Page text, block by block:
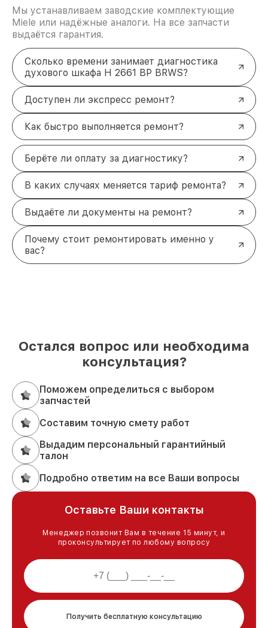
Мы устанавливаем заводские комплектующие
Miele или надёжные аналоги. На все запчасти
выдаётся гарантия.
Сколько времени занимает диагностика
духового шкафа H 2661 BP BRWS?
Доступен ли экспресс ремонт?
Как быстро выполняется ремонт?
Берёте ли оплату за диагностику?
В каких случаях меняется тариф ремонта?
Выдаёте ли документы на ремонт?
Почему стоит ремонтировать именно у
вас?
Остался вопрос или необходима
консультация?
Поможем определиться с выбором
запчастей
Составим точную смету работ
Выдадим персональный гарантийный
талон
Подробно ответим на все Ваши вопросы
Оставьте Ваши контакты
Менеджер позвонит Вам в течение 15 минут, и
проконсультирует по любому вопросу
Получить бесплатную консультацию